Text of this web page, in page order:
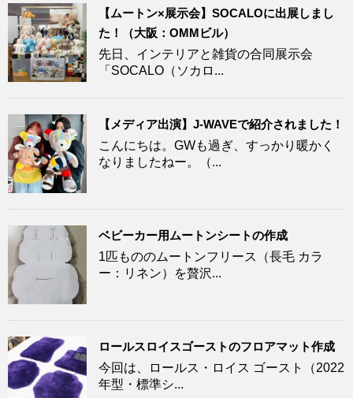
【ムートン×展示会】SOCALOに出展しまし
た！（大阪：OMMビル）
先日、インテリアと雑貨の合同展示会
「SOCALO（ソカロ...
【メディア出演】J-WAVEで紹介されました！
こんにちは。GWも過ぎ、すっかり暖かく
なりましたねー。（...
ベビーカー用ムートンシートの作成
1匹もののムートンフリース（長毛 カラ
ー：リネン）を贅沢...
ロールスロイスゴーストのフロアマット作成
今回は、ロールス・ロイス ゴースト（2022
年型・標準シ...